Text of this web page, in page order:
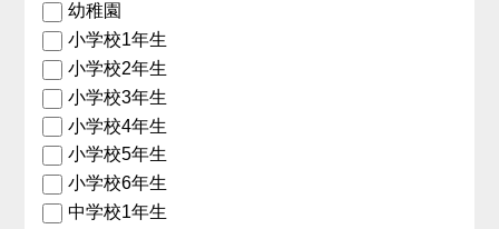
幼稚園
小学校1年生
小学校2年生
小学校3年生
小学校4年生
小学校5年生
小学校6年生
中学校1年生